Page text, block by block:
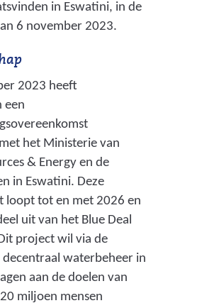
e
a
w
in Eswatini, in de
6 november 2023.
2023 heeft
een
het Ministerie van
& Energy en de
in Eswatini. Deze
loopt tot en met 2026 en
uit van het Blue Deal
project wil via de
waterbeheer in
aan de doelen van
miljoen mensen